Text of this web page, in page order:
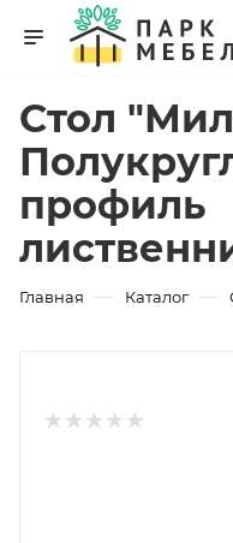
Стол
профиль
Главная — Каталог —